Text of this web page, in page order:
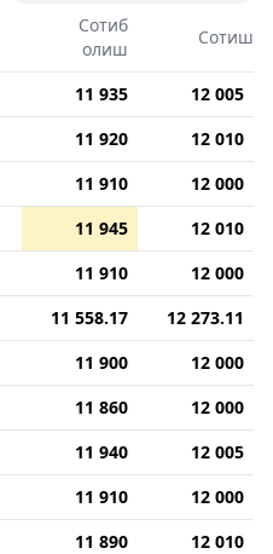
Сотиб
олиш
Сотиш
11 935
12 005
11 920
12 010
11 910
12 000
11 945
12 010
11 910
12 000
11 558.17
12 273.11
11 900
12 000
11 860
12 000
11 940
12 005
11 910
12 000
11 890
12 010